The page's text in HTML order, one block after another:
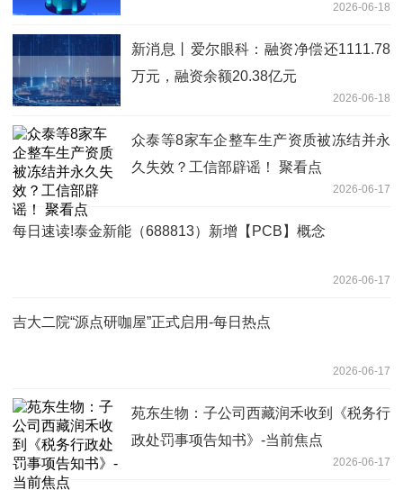
2026-06-18
新消息丨爱尔眼科：融资净偿还1111.78
万元，融资余额20.38亿元
2026-06-18
众泰等8家车企整车生产资质被冻结并永
久失效？工信部辟谣！ 聚看点
2026-06-17
每日速读!泰金新能（688813）新增【PCB】概念
2026-06-17
吉大二院“源点研咖屋”正式启用-每日热点
2026-06-17
苑东生物：子公司西藏润禾收到《税务行
政处罚事项告知书》-当前焦点
2026-06-17